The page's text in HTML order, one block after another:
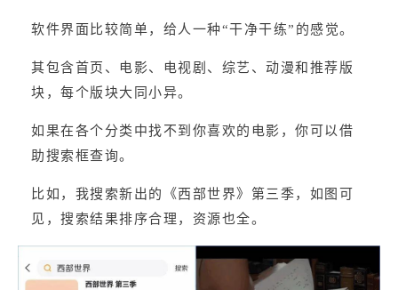
软件界面比较简单，给人一种“干净干练”的感觉。
其包含首页、电影、电视剧、综艺、动漫和推荐版
块，每个版块大同小异。
如果在各个分类中找不到你喜欢的电影，你可以借
助搜索框查询。
比如，我搜索新出的《西部世界》第三季，如图可
见，搜索结果排序合理，资源也全。